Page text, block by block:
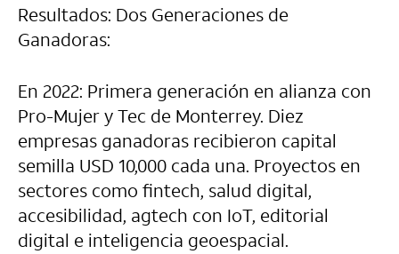
Resultados: Dos Generaciones de
Ganadoras:
En 2022: Primera generación en alianza con
Pro-Mujer y Tec de Monterrey. Diez
empresas ganadoras recibieron capital
semilla USD 10,000 cada una. Proyectos en
sectores como fintech, salud digital,
accesibilidad, agtech con IoT, editorial
digital e inteligencia geoespacial.